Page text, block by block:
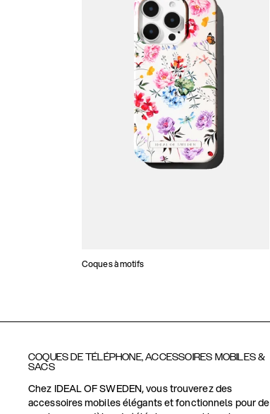
Coques à motifs
COQUES DE TÉLÉPHONE, ACCESSOIRES MOBILES &
SACS
Chez IDEAL OF SWEDEN, vous trouverez des
accessoires mobiles élégants et fonctionnels pour de